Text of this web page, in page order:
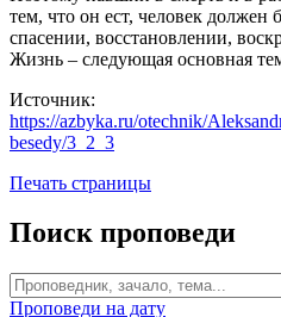
тем, что он ест, человек
спасении, восстановлении,
Жизнь – следующая основная
Источник:
https://azbyka.ru/otechnik/
besedy/3_2_3
Печать страницы
Поиск проповеди
Проповеди на дату